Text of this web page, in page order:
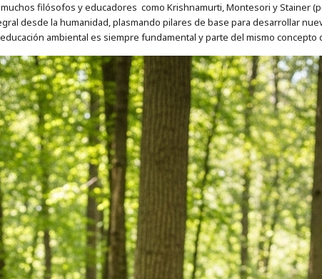
filósofos y educadores como Krishnamurti, Montesori y Stainer
desde la humanidad, plasmando pilares de base para desarrollar
ambiental es siempre fundamental y parte del mismo concepto